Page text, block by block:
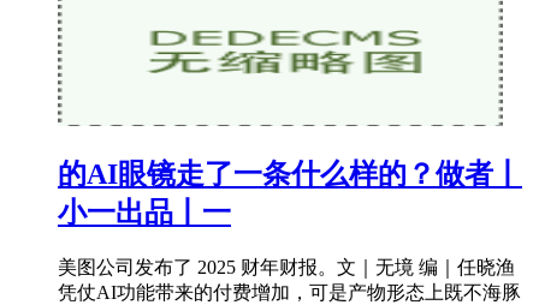
的AI眼镜走了一条什么样的？做者丨
小一出品丨一
美图公司发布了 2025 财年财报。文｜无境 编｜任晓渔
凭仗AI功能带来的付费增加，可是产物形态上既不海豚